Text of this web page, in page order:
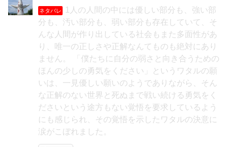
ネタバレ
1人の人間の中には優しい部分も、強い部
分も、汚い部分も、弱い部分も存在していて、そ
んな人間が作り出している社会もまた多面性があ
り、唯一の正しさや正解なんてものも絶対にあり
ません。 「僕たちに自分の弱さと向き合うための
ほんの少しの勇気をください」というワタルの願
いは、一見優しい願いのようでありながら、そん
な正解のない世界と死ぬまで戦い続ける勇気をく
ださいという途方もない覚悟を要求しているよう
にも感じられ、その覚悟を示したワタルの決意に
涙がこぼれました。